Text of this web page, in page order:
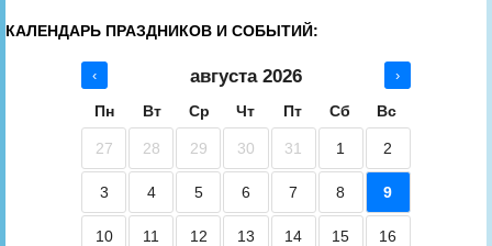
КАЛЕНДАРЬ ПРАЗДНИКОВ И СОБЫТИЙ:
‹ августа 2026 ›
Пн Вт Ср Чт Пт Сб Вс
27 28 29 30 31 1 2
3 4 5 6 7 8 9
10 11 12 13 14 15 16